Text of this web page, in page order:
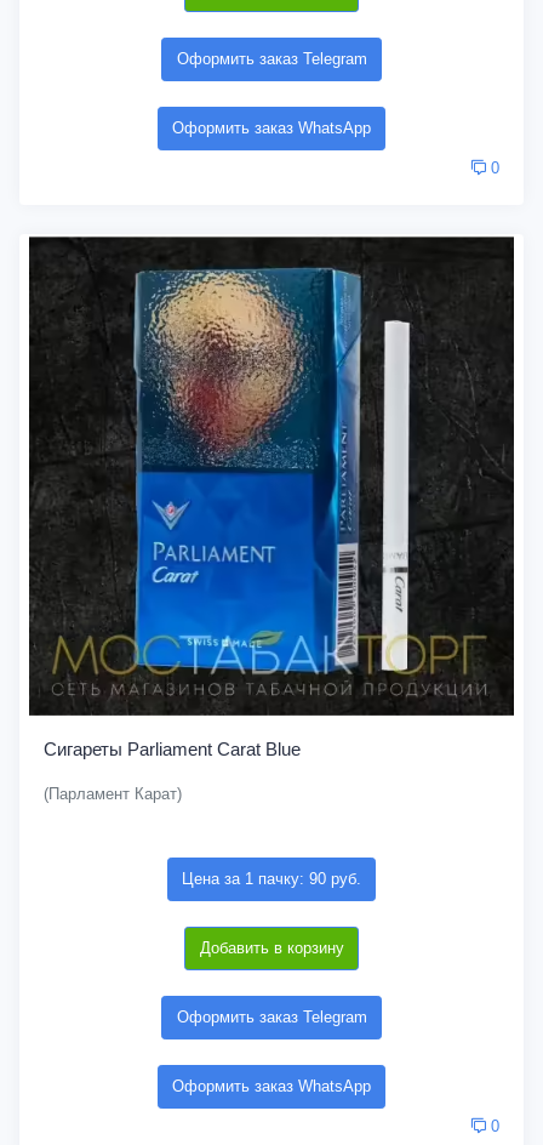
Оформить заказ Telegram
Оформить заказ WhatsApp
0
Сигареты Parliament Carat Blue
(Парламент Карат)
Цена за 1 пачку: 90 руб.
Добавить в корзину
Оформить заказ Telegram
Оформить заказ WhatsApp
0